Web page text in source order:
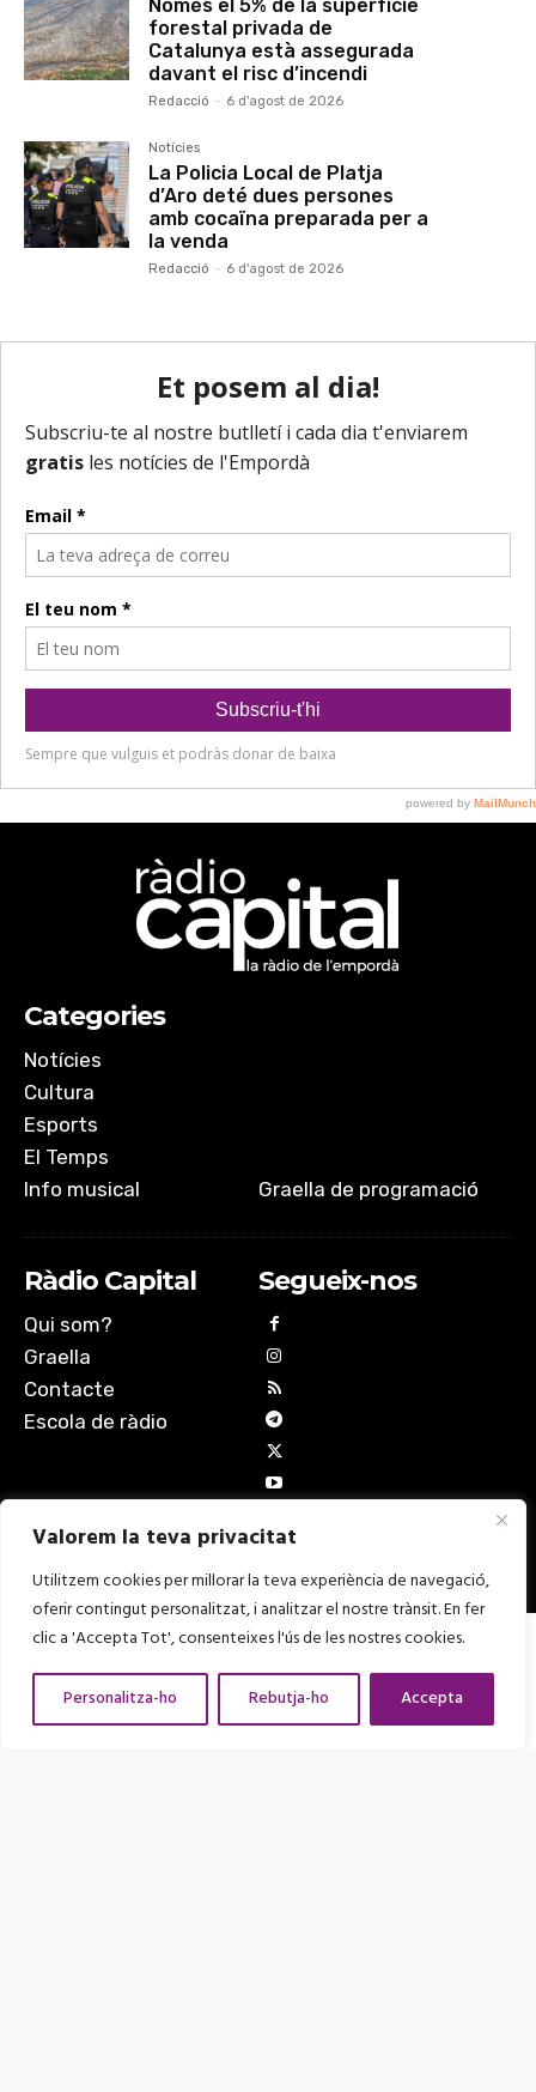
Valorem la teva privacitat
Utilitzem cookies per millorar la teva experiència de navegació,
oferir contingut personalitzat, i analitzar el nostre trànsit. En fer
clic a 'Accepta Tot', consenteixes l'ús de les nostres cookies.
Personalitza-ho Rebutja-ho Accepta
Només el 5% de la superfície
forestal privada de
Catalunya està assegurada
davant el risc d’incendi
Redacció - 6 d'agost de 2026
Notícies
La Policia Local de Platja
d’Aro deté dues persones
amb cocaïna preparada per a
la venda
Redacció - 6 d'agost de 2026
Categories
Notícies
Cultura
Esports
El Temps
Info musical
Graella de programació
Ràdio Capital
Qui som?
Graella
Contacte
Escola de ràdio
Segueix-nos
Amb el suport de